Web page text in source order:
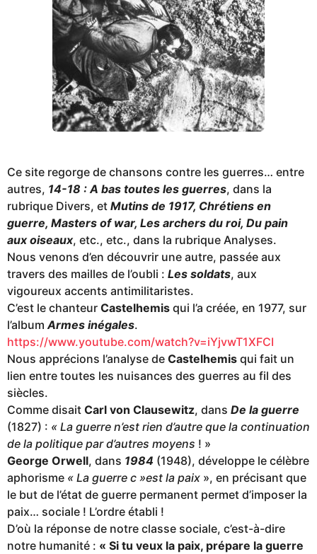
Ce site regorge de chansons contre les guerres… entre
autres, 14-18 : A bas toutes les guerres, dans la
rubrique Divers, et Mutins de 1917, Chrétiens en
guerre, Masters of war, Les archers du roi, Du pain
aux oiseaux, etc., etc., dans la rubrique Analyses.
Nous venons d’en découvrir une autre, passée aux
travers des mailles de l’oubli : Les soldats, aux
vigoureux accents antimilitaristes.
C’est le chanteur Castelhemis qui l’a créée, en 1977, sur
l’albumArmes inégales.
https://www.youtube.com/watch?v=iYjvwT1XFCI
Nous apprécions l’analyse de Castelhemis qui fait un
lien entre toutes les nuisances des guerres au fil des
siècles.
Comme disait Carl von Clausewitz, dans De la guerre
(1827) : « La guerre n’est rien d’autre que la continuation
de la politique par d’autres moyens ! »
George Orwell, dans 1984 (1948), développe le célèbre
aphorisme « La guerre c »est la paix », en précisant que
le but de l’état de guerre permanent permet d’imposer la
paix… sociale ! L’ordre établi !
D’où la réponse de notre classe sociale, c’est-à-dire
notre humanité : « Si tu veux la paix, prépare la guerre